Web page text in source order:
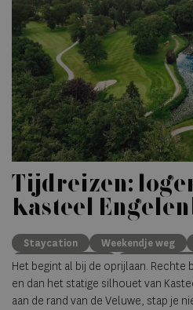
Tijdreizen:
Kasteel
Staycation Weekendje weg
Quality Lodgings
Kasteel Engelenburg
Bijzondere overnachtingen
Het begint al bij de oprijlaan.
en dan het statige silhouet van
aan de rand van de Veluwe, stap je